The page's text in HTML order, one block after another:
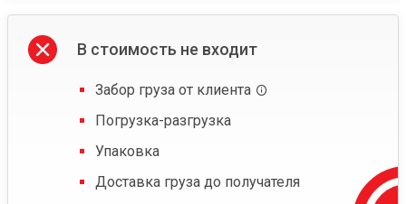
В стоимость не входит
Забор груза от клиента
Погрузка-разгрузка
Упаковка
Доставка груза до получателя